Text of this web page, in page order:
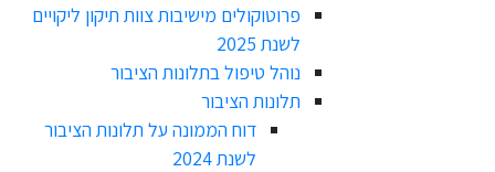
פרוטוקולים מישיבות צוות תיקון ליקויים
לשנת 2025
נוהל טיפול בתלונות הציבור
תלונות הציבור
דוח הממונה על תלונות הציבור
לשנת 2024